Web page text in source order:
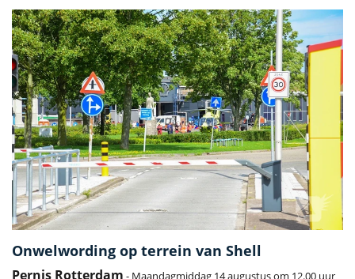
Onwelwording op terrein van Shell
Pernis Rotterdam - Maandagmiddag 14 augustus om 12.00 uur